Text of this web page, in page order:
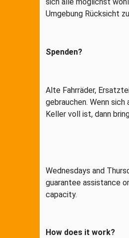
sich alle möglichst
Umgebung Rücksicht
Spenden?
Alte Fahrräder,
gebrauchen. Wenn sich
Keller voll ist, dann
Wednesdays and
guarantee assistance
capacity.
How does it work?